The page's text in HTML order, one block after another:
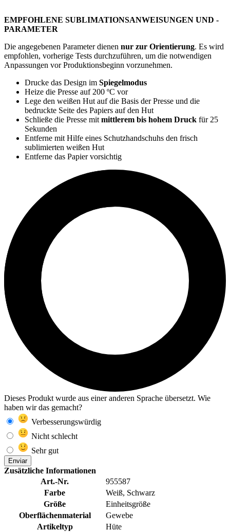
EMPFOHLENE SUBLIMATIONSANWEISUNGEN UND -
PARAMETER
Die angegebenen Parameter dienen nur zur Orientierung. Es wird
empfohlen, vorherige Tests durchzuführen, um die notwendigen
Anpassungen vor Produktionsbeginn vorzunehmen.
Drucke das Design im Spiegelmodus
Heize die Presse auf200 ºC vor
Lege den weißen Hut auf die Basis der Presse und die
bedruckte Seite des Papiers auf den Hut
Schließe die Presse mitmittlerem bis hohem Druck für25
Sekunden
Entferne mit Hilfe eines Schutzhandschuhs den frisch
sublimierten weißen Hut
Entferne das Papier vorsichtig
Dieses Produkt wurde aus einer anderen Sprache übersetzt. Wie
haben wir das gemacht?
Verbesserungswürdig
Nicht schlecht
Sehr gut
Enviar
Zusätzliche Informationen
Art.-Nr.
955587
Farbe
Weiß, Schwarz
Größe
Einheitsgröße
Oberflächenmaterial
Gewebe
Artikeltyp
Hüte